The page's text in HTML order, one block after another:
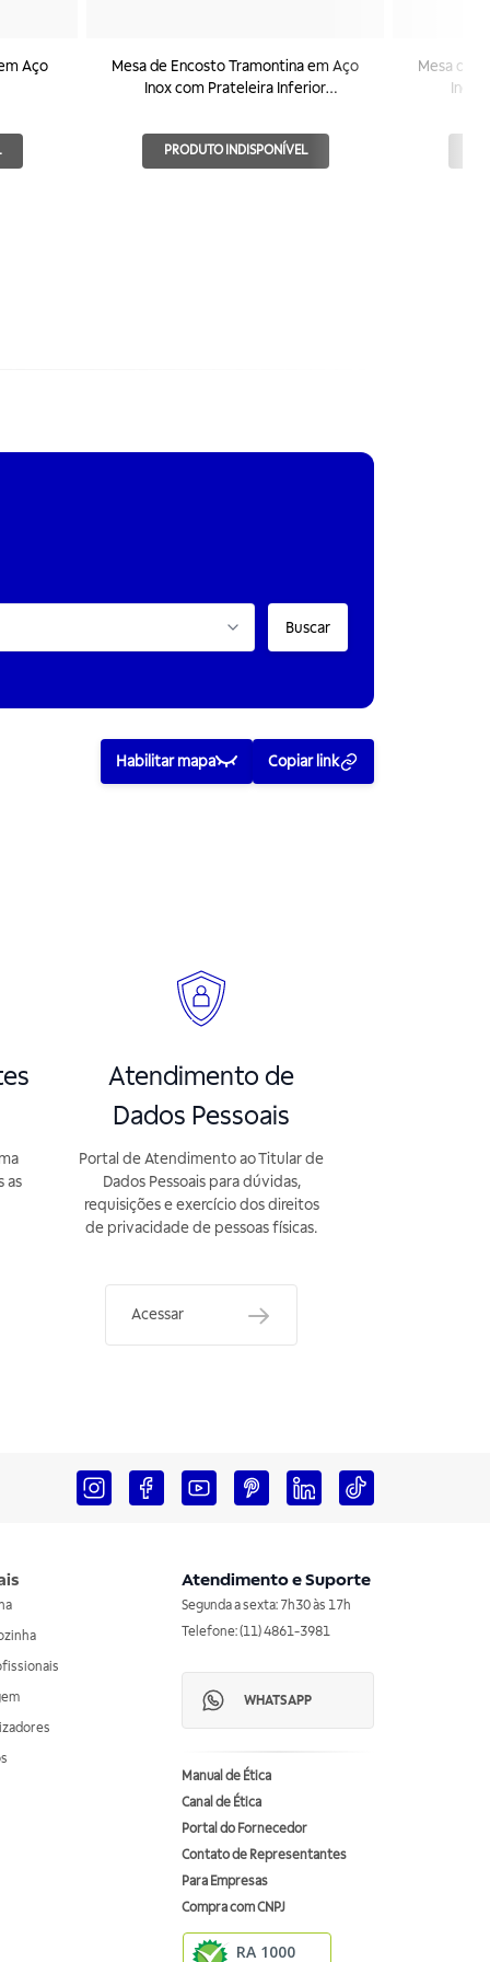
Aço
Mesa de Encosto Tramontina em Aço
Inox com Prateleira Inferior
PRODUTO INDISPONÍVEL
Mesa de
Inox
Buscar
Habilitar mapa Copiar link
as
Atendimento de
Dados Pessoais
Portal de Atendimento ao Titular de
Dados Pessoais para dúvidas,
requisições e exercício dos direitos
de privacidade de pessoas físicas.
Acessar
Atendimento e Suporte
Segunda a sexta: 7h30 às 17h
Telefone: (11) 4861-3981
WHATSAPP
Manual de Ética
Canal de Ética
Portal do Fornecedor
Contato de Representantes
Para Empresas
Compra com CNPJ
RA 1000